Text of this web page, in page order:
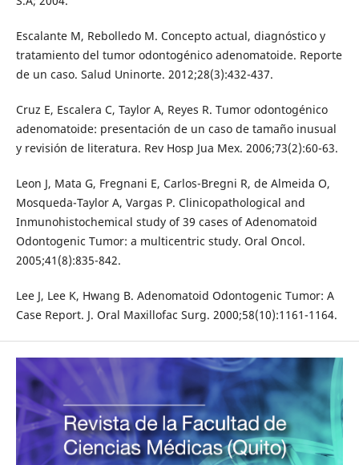
Escalante M, Rebolledo M. Concepto actual, diagnóstico y
tratamiento del tumor odontogénico adenomatoide. Reporte
de un caso. Salud Uninorte. 2012;28(3):432-437.
Cruz E, Escalera C, Taylor A, Reyes R. Tumor odontogénico
adenomatoide: presentación de un caso de tamaño inusual
y revisión de literatura. Rev Hosp Jua Mex. 2006;73(2):60-63.
Leon J, Mata G, Fregnani E, Carlos-Bregni R, de Almeida O,
Mosqueda-Taylor A, Vargas P. Clinicopathological and
Inmunohistochemical study of 39 cases of Adenomatoid
Odontogenic Tumor: a multicentric study. Oral Oncol.
2005;41(8):835-842.
Lee J, Lee K, Hwang B. Adenomatoid Odontogenic Tumor: A
Case Report. J. Oral Maxillofac Surg. 2000;58(10):1161-1164.